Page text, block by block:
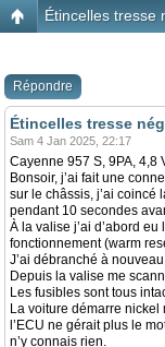
Étincelles tresse
Répondre
Étincelles tresse
Sam 4 Jan 2025, 22:17
Cayenne 957 S, 9PA, 4,8
Bonsoir, j’ai fait une
sur le châssis, j’ai coincé
pendant 10 secondes
À la valise j’ai d’abord
fonctionnement (warm
J’ai débranché à
Depuis la valise me
Les fusibles sont tous
La voiture démarre
l’ECU ne gérait plus le
n’y connais rien.